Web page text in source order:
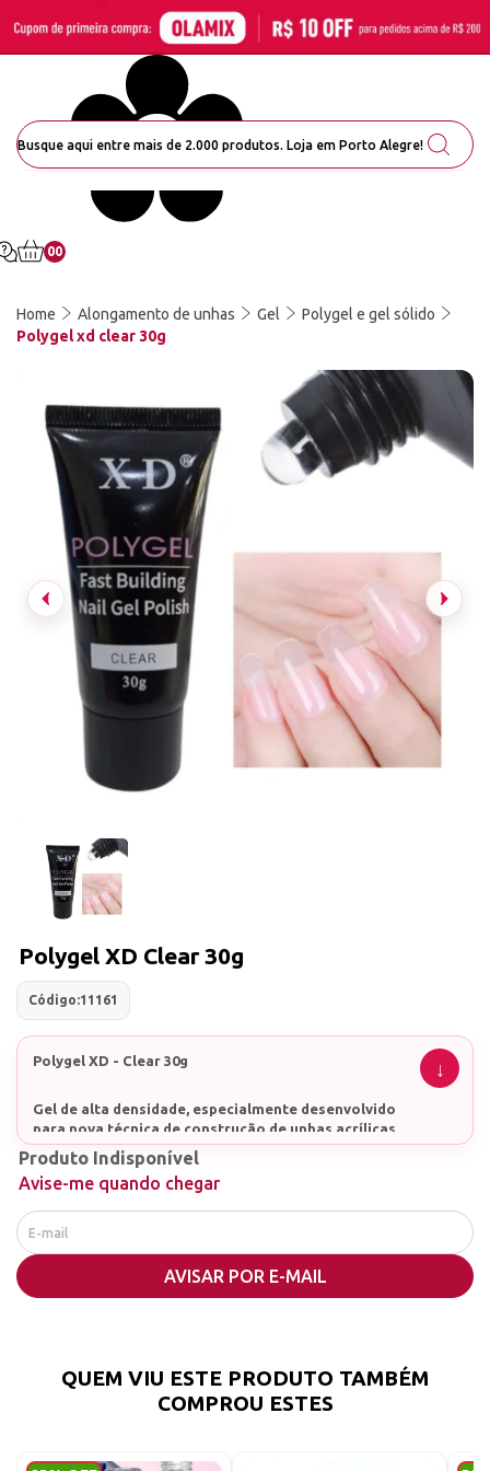
00
Home Alongamento de unhas Gel
Polygel e gel sólido
Polygel xd clear 30g
Polygel XD Clear 30g
Código:11161
Polygel XD - Clear 30g
Gel de alta densidade, especialmente desenvolvido
para nova técnica de construção de unhas acrílicas,
com isso permite uma construção com maiores
opções de aplicação .
Produto de fácil aplicação, que não escorre. Para
iniciantes, profissionais e intermediárias. Pode ser
aplicado com espátula ou pincel.
de ter um design natural e muito atual.
Produto Indisponível
Avise-me quando chegar
AVISAR POR E-MAIL
QUEM VIU ESTE PRODUTO TAMBÉM
COMPROU ESTES